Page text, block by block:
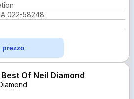
022-58248
Of Neil Diamond